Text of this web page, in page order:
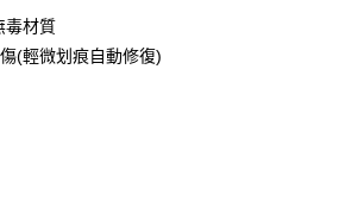
含以上)免運費
毒材質
(輕微划痕自動修復)